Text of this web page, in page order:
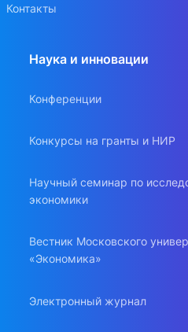
Контакты
Наука и инновации
Конференции
Конкурсы на гранты и НИР
Научный семинар по
экономики
Вестник Московского
«Экономика»
Электронный журнал